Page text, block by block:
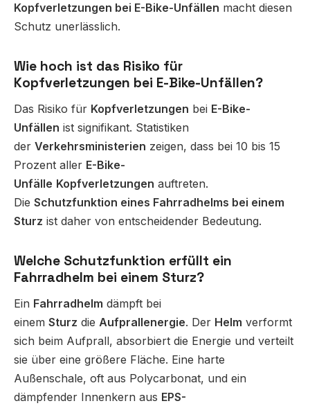
Kopfverletzungen bei E-Bike-Unfällen macht diesen
Schutz unerlässlich.
Wie hoch ist das Risiko für
Kopfverletzungen bei E-Bike-Unfällen?
Das Risiko für Kopfverletzungen bei E-Bike-
Unfällen ist signifikant. Statistiken
der Verkehrsministerien zeigen, dass bei 10 bis 15
Prozent aller E-Bike-
Unfälle Kopfverletzungen auftreten.
Die Schutzfunktion eines Fahrradhelms bei einem
Sturz ist daher von entscheidender Bedeutung.
Welche Schutzfunktion erfüllt ein
Fahrradhelm bei einem Sturz?
Ein Fahrradhelm dämpft bei
einem Sturz die Aufprallenergie. Der Helm verformt
sich beim Aufprall, absorbiert die Energie und verteilt
sie über eine größere Fläche. Eine harte
Außenschale, oft aus Polycarbonat, und ein
dämpfender Innenkern aus EPS-